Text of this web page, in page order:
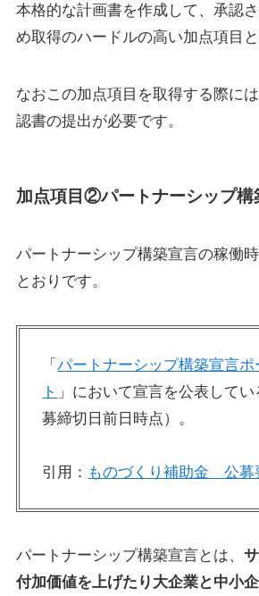
本格的な計画書を作成して、承認
め取得のハードルの高い加点項目と
なおこの加点項目を取得する際に
認書の提出が必要です。
加点項目②パートナーシップ構
パートナーシップ構築宣言の稼働
とおりです。
「パートナーシップ構築宣言ポ
ト 」において宣言を公表して
募締切日前日時点）。
引用： ものづくり補助金 公募
パートナーシップ構築宣言とは、
付加価値を上げたり大企業と中小